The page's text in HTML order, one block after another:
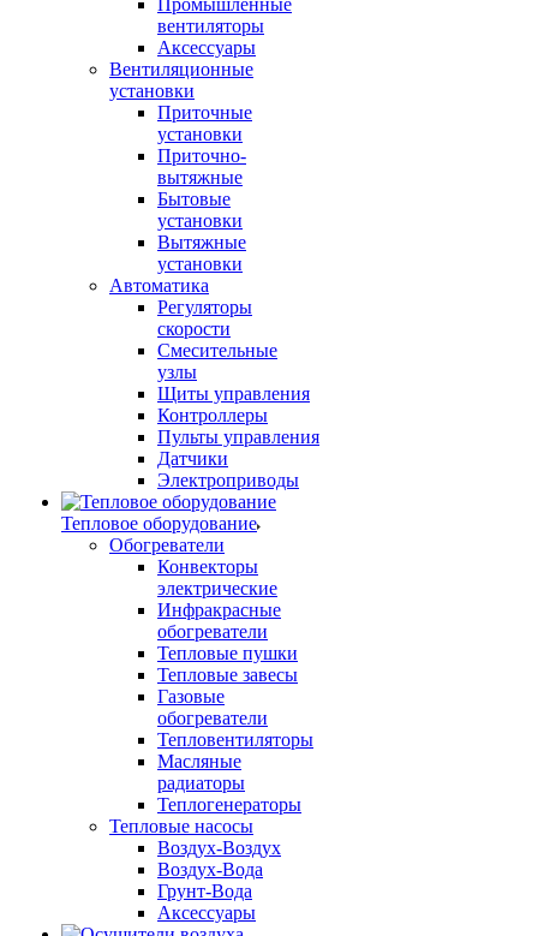
Промышленные
вентиляторы
Аксессуары
Вентиляционные
установки
Приточные
установки
Приточно-
вытяжные
Бытовые
установки
Вытяжные
установки
Автоматика
Регуляторы
скорости
Смесительные
узлы
Щиты управления
Контроллеры
Пульты управления
Датчики
Электроприводы
Тепловое оборудование
Обогреватели
Конвекторы
электрические
Инфракрасные
обогреватели
Тепловые пушки
Тепловые завесы
Газовые
обогреватели
Тепловентиляторы
Масляные
радиаторы
Теплогенераторы
Тепловые насосы
Воздух-Воздух
Воздух-Вода
Грунт-Вода
Аксессуары